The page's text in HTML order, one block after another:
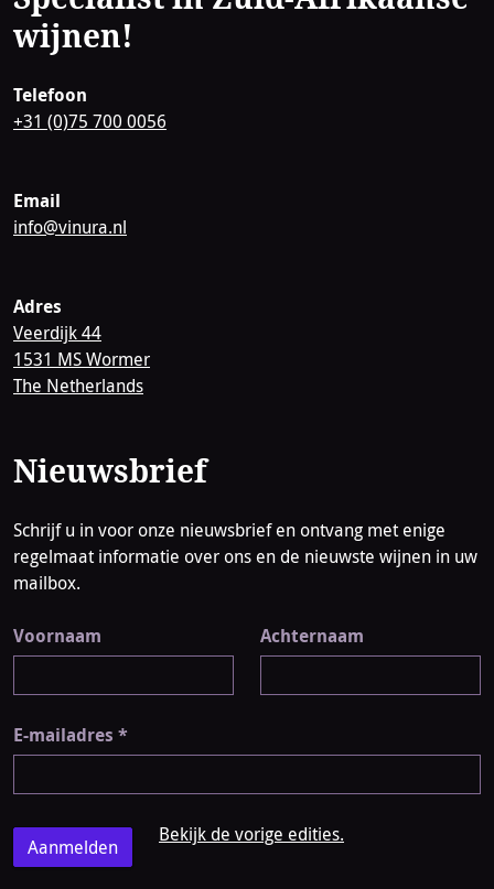
wijnen!
Telefoon
+31 (0)75 700 0056
Email
info@vinura.nl
Adres
Veerdijk 44
1531 MS Wormer
The Netherlands
Nieuwsbrief
Schrijf u in voor onze nieuwsbrief en ontvang met enige
regelmaat informatie over ons en de nieuwste wijnen in uw
mailbox.
Voornaam Achternaam
E-mailadres *
Bekijk de vorige edities.